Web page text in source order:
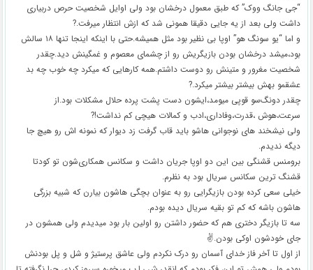
“جی جانگ ووک” که طبق معمول درخشان بود ولی اوایل شخصیت حرص دربیاری
داشت ولی بعد از یه جایی دقیقا همونی شد که ازش انتظار میرفت.?
و اما “یو سونگ هو” اوپا بی نظیر بود مثل همیشه.حتی با اینکه اینجا تنها ۱۸ سالش
بود،میشد درخشان بودن بازیگریش رو از چشمای معصوم و غمگینش دید.چقدر
شخصیت مغرور و متینش رو دوست داشتم.همه کارهایی که میکرد چه خوب چه بد
عشقمو بهش بیشتر بیشتر میکرد.?
چقدر دونگ‌‌سو قوپی میومد،ایشون دست پشت پرده حلال مشکلات بود.از
سرعت،هوش ،قدرت،وفاداری،ادب و کمالات هیچی کم نداشت!?
ولی نیشخند های نوجوانی هاشو باید قاب گرفت زد دیوار که نمونه اش رو هیچ جا
دیگه ندیدم.
برومنس قشنگی بین این دو اوپا جریان داشت و سکانس همکاری‌شون تو کودتا
قشنگ ترین سکانس سریال بود به نظرم.
خیلی سعی کرده بودن بازیگرایی رو به عنوان بچگی هاشون بیارن که شبیه بزرگی
هاشون باشه که کم تو بقیه سریال دیده بودم.
سه تا بازیگر دختری هم که حضور داشتن رو اولین بار بود میدیدم ولی همشون در
جای خودشون اوکی بودن.✌
از اول تا آخر فاز خدای آسمان رو درک نکردم ولی عاشق پرستیژ و شل و پل بودنش